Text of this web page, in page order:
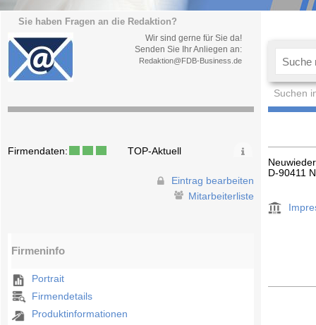
Sie haben Fragen an die Redaktion?
Wir sind gerne für Sie da!
Senden Sie Ihr Anliegen an:
Redaktion@FDB-Business.de
Suchen
Firmendaten: TOP-Aktuell
Eintrag bearbeiten
Mitarbeiterliste
Firmeninfo
Portrait
Firmendetails
Produktinformationen
D-90411